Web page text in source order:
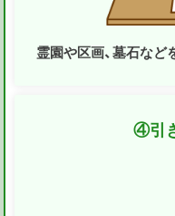
霊園や区画、墓石など
④引